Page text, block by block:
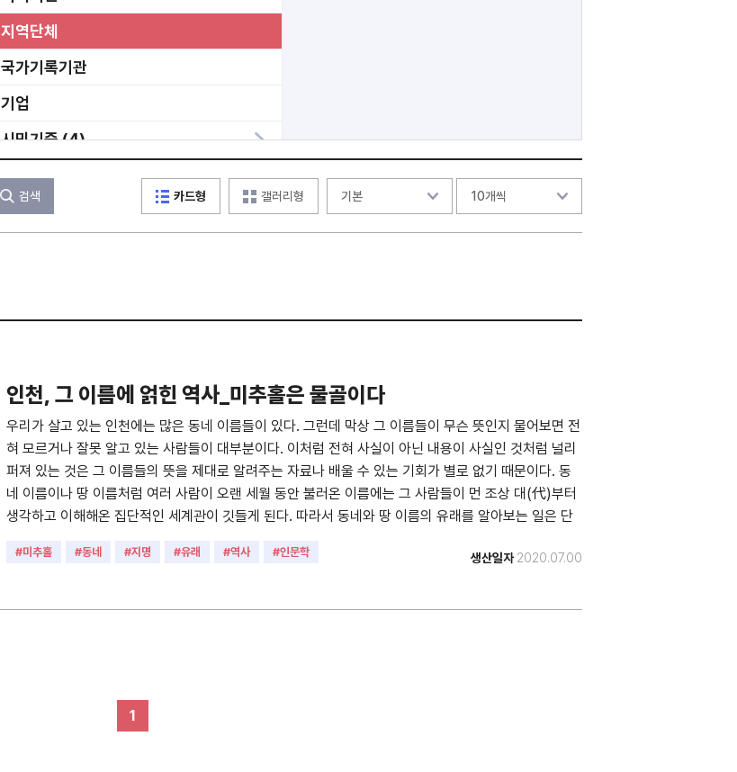
지역단체
국가기록기관
기업
시민기증 (4)
미분류
기타
검색 카드형 갤러리형
인천, 그 이름에 얽힌 역사_미추홀은 물골이다
우리가 살고 있는 인천에는 많은 동네 이름들이 있다. 그런데 막상 그 이름들이 무슨 뜻인지 물어보면 전
혀 모르거나 잘못 알고 있는 사람들이 대부분이다. 이처럼 전혀 사실이 아닌 내용이 사실인 것처럼 널리
퍼져 있는 것은 그 이름들의 뜻을 제대로 알려주는 자료나 배울 수 있는 기회가 별로 없기 때문이다. 동
네 이름이나 땅 이름처럼 여러 사람이 오랜 세월 동안 불러온 이름에는 그 사람들이 먼 조상 대(代)부터
생각하고 이해해온 집단적인 세계관이 깃들게 된다. 따라서 동네와 땅 이름의 유래를 알아보는 일은 단
런 면에서 이 책은 우리 시민들에게 여러 동네 이름들의 뜻과 사연을 제대로 알려주고, 잘못 알려져 있는
(인천, 그 이름에 얽힌 역사)」의 첫 편으로 기획한 이 책은 인천(仁川)과 미추홀(彌鄒忽)·매소홀(買召
해 전문을 확인할 수 있다. http://bypub.kr/ebook/samo/index.html#p=1
#미추홀 #동네 #지명 #유래 #역사 #인문학 생산일자 2020.07.00
1